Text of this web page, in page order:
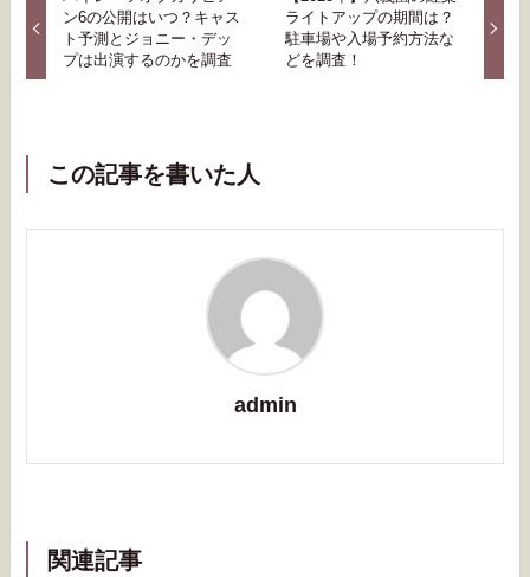
ン6の公開はいつ？キャス
ト予測とジョニー・デッ
プは出演するのかを調査
ライトアップの期間は？
駐車場や入場予約方法な
どを調査！
この記事を書いた人
admin
関連記事